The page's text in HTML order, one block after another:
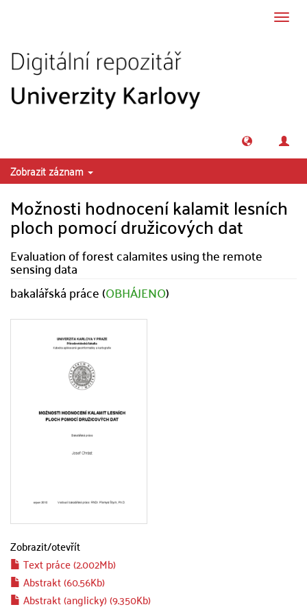
Zobrazit záznam
Možnosti hodnocení kalamit lesních
ploch pomocí družicových dat
Evaluation of forest calamites using the remote
sensing data
bakalářská práce (OBHÁJENO)
Zobrazit/otevřít
Text práce (2.002Mb)
Abstrakt (60.56Kb)
Abstrakt (anglicky) (9.350Kb)